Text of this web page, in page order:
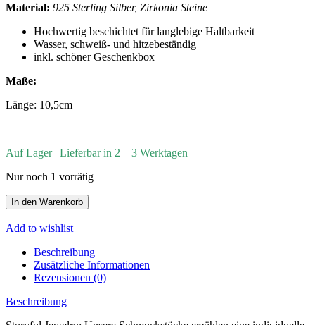
Material: 925 Sterling Silber, Zirkonia Steine
Hochwertig beschichtet für langlebige Haltbarkeit
Wasser, schweiß- und hitzebeständig
inkl. schöner Geschenkbox
Maße:
Länge: 10,5cm
Auf Lager | Lieferbar in 2 – 3 Werktagen
Nur noch 1 vorrätig
In den Warenkorb
Add to wishlist
Beschreibung
Zusätzliche Informationen
Rezensionen (0)
Beschreibung